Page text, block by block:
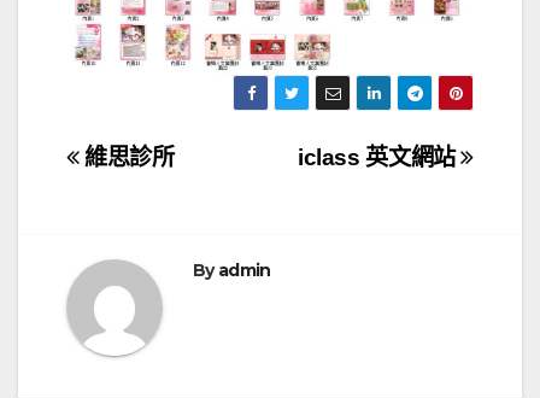
文
導
覽
iclass 英文網站
維思診所
Byadmin